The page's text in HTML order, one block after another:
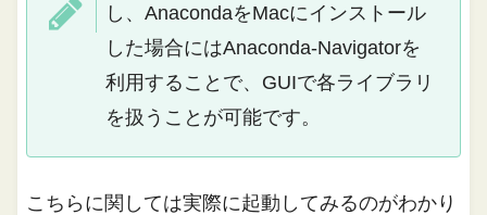
し、AnacondaをMacにインストール
した場合にはAnaconda-Navigatorを
利用することで、GUIで各ライブラリ
を扱うことが可能です。
こちらに関しては実際に起動してみるのがわかり